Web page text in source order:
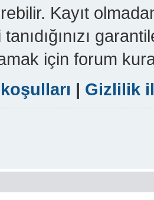
Kayıt
için forum
| Gizlilik